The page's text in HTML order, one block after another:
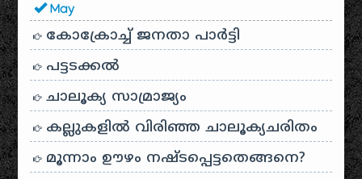
May
കോക്രോച്ച് ജനതാ പാർട്ടി
പട്ടടക്കൽ
ചാലൂക്യ സാമ്രാജ്യം
കല്ലുകളിൽ വിരിഞ്ഞ ചാലൂക്യചരിതം
മൂന്നാം ഊഴം നഷ്ടപ്പെട്ടതെങ്ങനെ?